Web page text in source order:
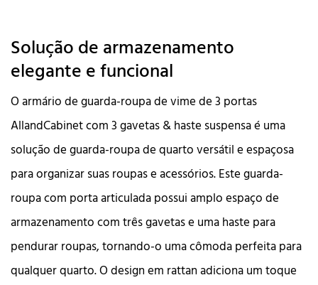
Solução de armazenamento
elegante e funcional
O armário de guarda-roupa de vime de 3 portas
AllandCabinet com 3 gavetas & haste suspensa é uma
solução de guarda-roupa de quarto versátil e espaçosa
para organizar suas roupas e acessórios. Este guarda-
roupa com porta articulada possui amplo espaço de
armazenamento com três gavetas e uma haste para
pendurar roupas, tornando-o uma cômoda perfeita para
qualquer quarto. O design em rattan adiciona um toque